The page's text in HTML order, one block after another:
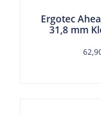
Ergotec
31,8 mm